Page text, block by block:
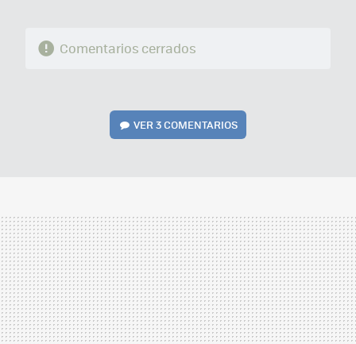
Comentarios cerrados
VER3 COMENTARIOS